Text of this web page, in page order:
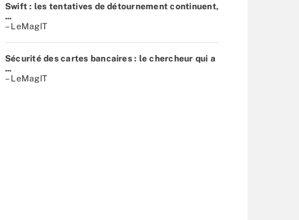
Swift : les tentatives de détournement continuent,
...
– LeMagIT
Sécurité des cartes bancaires : le chercheur qui a
...
– LeMagIT